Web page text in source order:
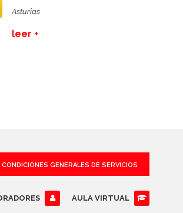
Asturias
leer +
CONDICIONES GENERALES DE SERVICIOS
AULA VIRTUAL